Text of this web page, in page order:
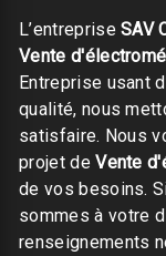
L’entrepriseSAV
Vente
Entreprise usant
qualité, nous
satisfaire. Nous
projet deVente
de vos besoins.
sommes à votre
renseignements